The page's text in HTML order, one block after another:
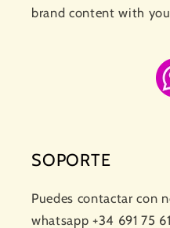
brand content with
SOPORTE
Puedes contactar con
whatsapp +34 691 75